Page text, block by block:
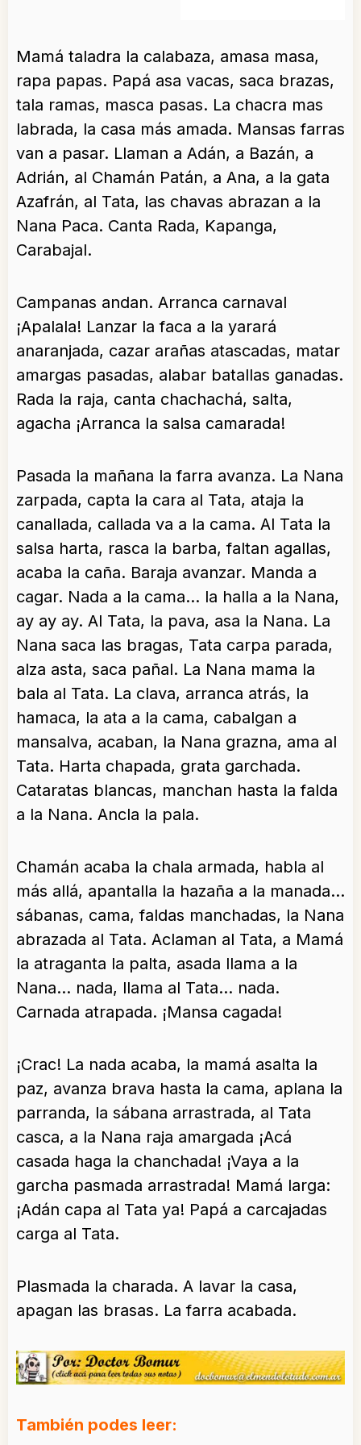
Mamá taladra la calabaza, amasa masa,
rapa papas. Papá asa vacas, saca brazas,
tala ramas, masca pasas. La chacra mas
labrada, la casa más amada. Mansas farras
van a pasar. Llaman a Adán, a Bazán, a
Adrián, al Chamán Patán, a Ana, a la gata
Azafrán, al Tata, las chavas abrazan a la
Nana Paca. Canta Rada, Kapanga,
Carabajal.
Campanas andan. Arranca carnaval
¡Apalala! Lanzar la faca a la yarará
anaranjada, cazar arañas atascadas, matar
amargas pasadas, alabar batallas ganadas.
Rada la raja, canta chachachá, salta,
agacha ¡Arranca la salsa camarada!
Pasada la mañana la farra avanza. La Nana
zarpada, capta la cara al Tata, ataja la
canallada, callada va a la cama. Al Tata la
salsa harta, rasca la barba, faltan agallas,
acaba la caña. Baraja avanzar. Manda a
cagar. Nada a la cama… la halla a la Nana,
ay ay ay. Al Tata, la pava, asa la Nana. La
Nana saca las bragas, Tata carpa parada,
alza asta, saca pañal. La Nana mama la
bala al Tata. La clava, arranca atrás, la
hamaca, la ata a la cama, cabalgan a
mansalva, acaban, la Nana grazna, ama al
Tata. Harta chapada, grata garchada.
Cataratas blancas, manchan hasta la falda
a la Nana. Ancla la pala.
Chamán acaba la chala armada, habla al
más allá, apantalla la hazaña a la manada…
sábanas, cama, faldas manchadas, la Nana
abrazada al Tata. Aclaman al Tata, a Mamá
la atraganta la palta, asada llama a la
Nana… nada, llama al Tata… nada.
Carnada atrapada. ¡Mansa cagada!
¡Crac! La nada acaba, la mamá asalta la
paz, avanza brava hasta la cama, aplana la
parranda, la sábana arrastrada, al Tata
casca, a la Nana raja amargada ¡Acá
casada haga la chanchada! ¡Vaya a la
garcha pasmada arrastrada! Mamá larga:
¡Adán capa al Tata ya! Papá a carcajadas
carga al Tata.
Plasmada la charada. A lavar la casa,
apagan las brasas. La farra acabada.
También podes leer: